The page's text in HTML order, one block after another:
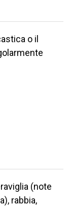
o il
(note
rabbia,